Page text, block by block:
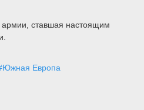
армии, ставшая настоящим
Европа